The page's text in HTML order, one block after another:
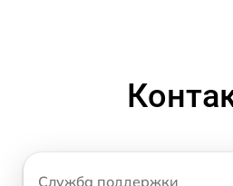
Служба поддержки